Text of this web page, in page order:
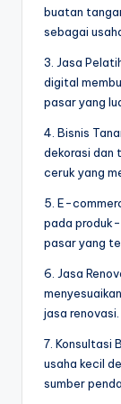
buatan
sebagai
3. Jasa
digital
pasar yang
4. Bisnis
dekorasi dan
ceruk yang
5. E-
pada
pasar yang
6. Jasa
jasa renovasi.
7. Konsultasi
usaha kecil
sumber